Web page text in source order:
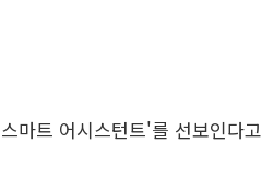
마트 어시스턴트'를 선보인다고